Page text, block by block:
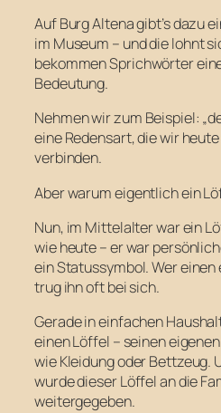
Auf Burg Altena gibt’s dazu
im Museum – und die lohnt
bekommen Sprichwörter
Bedeutung.
Nehmen wir zum Beispiel:
eine Redensart, die wir
verbinden.
Aber warum eigentlich ein
Nun, im Mittelalter war ein
wie heute – er war
ein Statussymbol. Wer
trug ihn oft bei sich.
Gerade in einfachen
einen Löffel – seinen
wie Kleidung oder Bettzeug.
wurde dieser Löffel an die
weitergegeben.